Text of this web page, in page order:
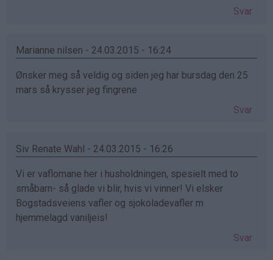
Svar
Marianne nilsen - 24.03.2015 - 16:24
Ønsker meg så veldig og siden jeg har bursdag den 25
mars så krysser jeg fingrene
Svar
Siv Renate Wahl - 24.03.2015 - 16:26
Vi er vaflomane her i husholdningen, spesielt med to
småbarn- så glade vi blir, hvis vi vinner! Vi elsker
Bogstadsveiens vafler og sjokoladevafler m
hjemmelagd vaniljeis!
Svar